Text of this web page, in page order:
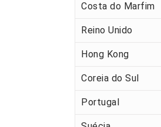
Costa do Marfim
Reino Unido
Hong Kong
Coreia do Sul
Portugal